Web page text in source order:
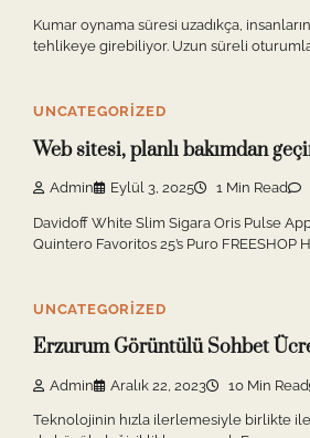
Kumar oynama süresi uzadıkça,
tehlikeye girebiliyor. Uzun süreli
UNCATEGORIZED
Web sitesi, planlı bakımdan
Admin Eylül 3, 2025 1 Min Read
Davidoff White Slim Sigara Oris Pulse
Quintero Favoritos 25’s Puro FREESHOP
UNCATEGORIZED
Erzurum Görüntülü Sohbet
Admin Aralık 22, 2023 10 Min Read
Teknolojinin hızla ilerlemesiyle birlikte